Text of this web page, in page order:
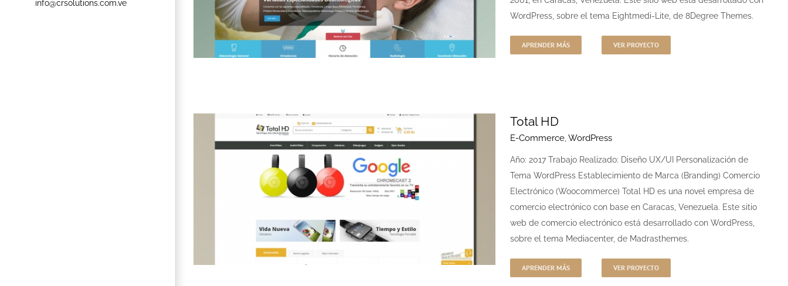
info@crsolutions.com.ve
WordPress, sobre el tema Eightmedi-Lite, de 8Degree Themes.
APRENDER MÁS VER PROYECTO
Total HD
E-Commerce,WordPress
Año: 2017 Trabajo Realizado: Diseño UX/UI Personalización de
Tema WordPress Establecimiento de Marca (Branding) Comercio
Electrónico (Woocommerce) Total HD es una novel empresa de
comercio electrónico con base en Caracas, Venezuela. Este sitio
web de comercio electrónico está desarrollado con WordPress,
sobre el tema Mediacenter, de Madrasthemes.
APRENDER MÁS VER PROYECTO